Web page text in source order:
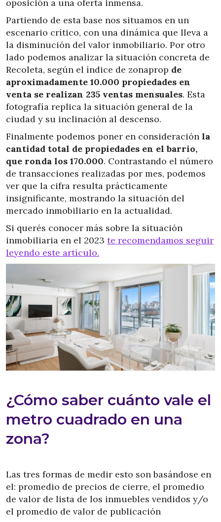
oposición a una oferta inmensa.
Partiendo de esta base nos situamos en un
escenario crítico, con una dinámica que lleva a
la disminución del valor inmobiliario. Por otro
lado podemos analizar la situación concreta de
Recoleta, según el índice de zonaprop de
aproximadamente 10.000 propiedades en
venta se realizan 235 ventas mensuales. Esta
fotografía replica la situación general de la
ciudad y su inclinación al descenso.
Finalmente podemos poner en consideración la
cantidad total de propiedades en el barrio,
que ronda los 170.000. Contrastando el número
de transacciones realizadas por mes, podemos
ver que la cifra resulta prácticamente
insignificante, mostrando la situación del
mercado inmobiliario en la actualidad.
Si querés conocer más sobre la situación
inmobiliaria en el 2023 te recomendamos seguir
leyendo este artículo.
¿Cómo saber cuánto vale el
metro cuadrado en una
zona?
Las tres formas de medir esto son basándose en
el: promedio de precios de cierre, el promedio
de valor de lista de los inmuebles vendidos y/o
el promedio de valor de publicación